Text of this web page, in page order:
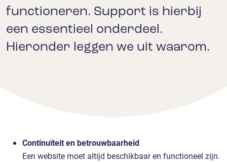
functioneren. Support is hierbij
een essentieel onderdeel.
Hieronder leggen we uit waarom.
Continuïteit en betrouwbaarheid
Een website moet altijd beschikbaar en functioneel zijn.